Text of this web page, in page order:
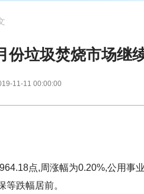
份垃圾焚烧市场继
11-11 00:00:00
点,周涨幅为0.20%,公用事
等跌幅居前。